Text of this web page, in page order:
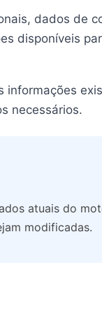
dados de
disponíveis
informações
necessários.
atuais do
modificadas.